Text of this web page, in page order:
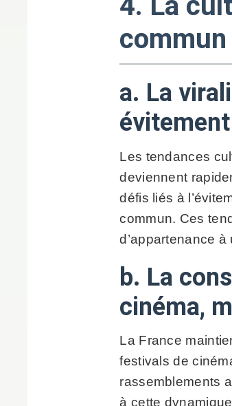
a. La
Les tendances
deviennent
défis liés à
commun. Ces
d’appartenance
b. La
cinéma,
La France
festivals de
rassemblements
à cette